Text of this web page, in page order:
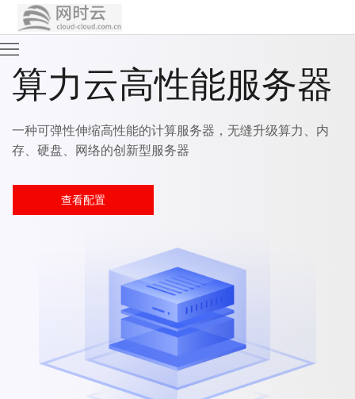
页
站
金
高
裸金属服务器
独享CPU的高性能计算服务，计算性能与传统物理机无
别，具有安全物理隔离的特点
查看配置